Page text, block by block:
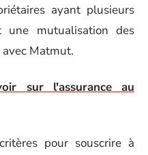
ayant plusieurs
une mutualisation des
Matmut.
sur l'assurance au
pour souscrire à